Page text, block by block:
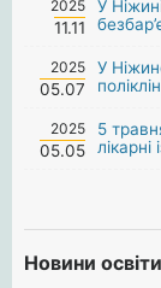
2025
11.11
У
2025
05.07
У
2025
05.05
5
Новини освіти